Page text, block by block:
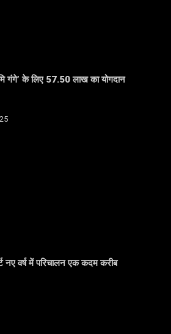
गंगे’ के लिए 57.50 लाख का योगदान
नए वर्ष में परिचालन एक कदम करीब